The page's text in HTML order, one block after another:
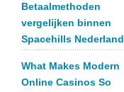
Betaalmethoden
vergelijken binnen
Spacehills Nederland
What Makes Modern
Online Casinos So